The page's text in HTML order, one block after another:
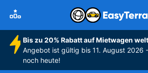
Bis zu 20% Rabatt auf Mietwagen
Angebot ist gültig bis 11. August 2026
noch heute!